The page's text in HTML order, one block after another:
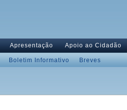
Apresentação Apoio ao Cidadão
Boletim Informativo Breves